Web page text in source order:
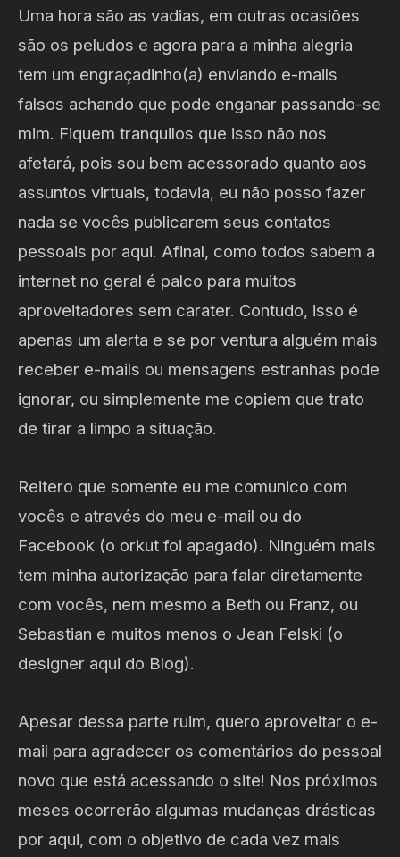
Uma hora são as vadias, em outras ocasiões
são os peludos e agora para a minha alegria
tem um engraçadinho(a) enviando e-mails
falsos achando que pode enganar passando-se
mim. Fiquem tranquilos que isso não nos
afetará, pois sou bem acessorado quanto aos
assuntos virtuais, todavia, eu não posso fazer
nada se vocês publicarem seus contatos
pessoais por aqui. Afinal, como todos sabem a
internet no geral é palco para muitos
aproveitadores sem carater. Contudo, isso é
apenas um alerta e se por ventura alguém mais
receber e-mails ou mensagens estranhas pode
ignorar, ou simplemente me copiem que trato
de tirar a limpo a situação.
Reitero que somente eu me comunico com
vocês e através do meu e-mail ou do
Facebook (o orkut foi apagado). Ninguém mais
tem minha autorização para falar diretamente
com vocês, nem mesmo a Beth ou Franz, ou
Sebastian e muitos menos o Jean Felski (o
designer aqui do Blog).
Apesar dessa parte ruim, quero aproveitar o e-
mail para agradecer os comentários do pessoal
novo que está acessando o site! Nos próximos
meses ocorrerão algumas mudanças drásticas
por aqui, com o objetivo de cada vez mais